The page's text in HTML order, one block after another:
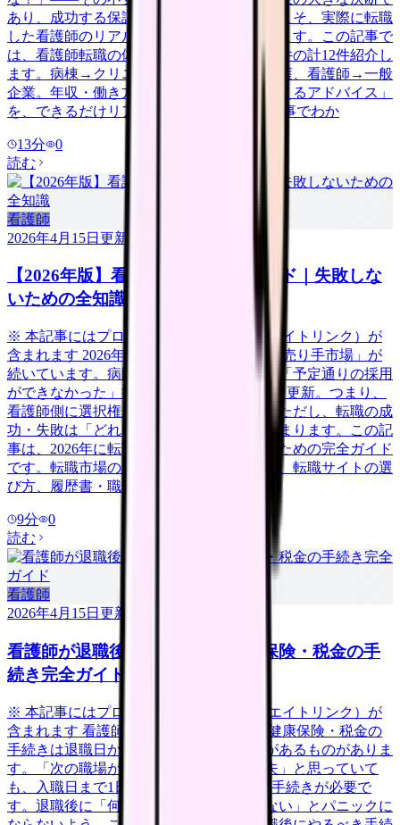
あり、成功する保証はありません。だからこそ、実際に転職
した看護師のリアルな体験談が参考になります。この記事で
は、看護師転職の体験談を成功6件・失敗6件の計12件紹介し
ます。病棟→クリニック、急性期→訪問看護、看護師→一般
企業。年収・働き方の変化と「今だから言えるアドバイス」
を、できるだけリアルに伝えます。 この記事でわか
13分
0
読む
看護師
2026年4月15日 更新
【2026年版】看護師転職の完全ガイド｜失敗しな
いための全知識
※ 本記事にはプロモーション（アフィリエイトリンク）が
含まれます 2026年、看護師の転職市場は「売り手市場」が
続いています。病院看護実態調査によると「予定通りの採用
ができなかった」病院は58.3%で過去最高を更新。つまり、
看護師側に選択権がある有利な市場です。ただし、転職の成
功・失敗は「どれだけ準備をしたか」で決まります。この記
事は、2026年に転職を考えている看護師のための完全ガイド
です。転職市場の最新動向から、自己分析、転職サイトの選
び方、履歴書・職務経歴書の書き方、面
9分
0
読む
看護師
2026年4月15日 更新
看護師が退職後にやるべき年金・保険・税金の手
続き完全ガイド
※ 本記事にはプロモーション（アフィリエイトリンク）が
含まれます 看護師が退職した後、年金・健康保険・税金の
手続きは退職日から14日以内に行う必要があるものがありま
す。「次の職場が決まっているから大丈夫」と思っていて
も、入職日まで1日でも空白期間があれば手続きが必要で
す。退職後に「何をすればいいかわからない」とパニックに